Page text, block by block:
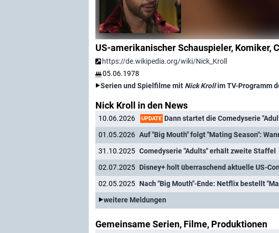
US-amerikanischer Schauspieler, Komiker,
https://de.wikipedia.org/wiki/Nick_Kroll
05.06.1978
Serien und Spielfilme mit Nick Krollim TV-Programm
Nick Kroll in den News
10.06.2026 UPDATE Dann startet die Comedyserie "Adults" um fünf
01.05.2026 Auf "Big Mouth" folgt "Mating Season":
31.10.2025 Comedyserie "Adults" erhält zweite Staffel
02.07.2025 Disney+ holt überraschend aktuelle US-
02.05.2025 Nach "Big Mouth"-Ende: Netflix bestellt
weitere Meldungen
Gemeinsame Serien, Filme, Produktionen